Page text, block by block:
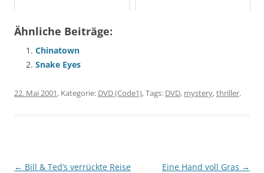
Ähnliche Beiträge:
Chinatown
Snake Eyes
22. Mai 2001, Kategorie: DVD (Code1), Tags: DVD, mystery,thriller.
Beitragsnavigation
← Bill & Ted’s verrückte Reise
Eine Hand voll Gras →